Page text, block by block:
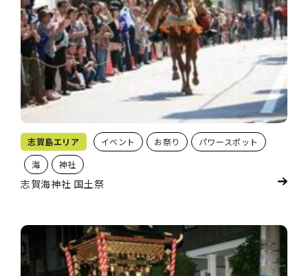
志賀島エリア イベント お祭り
パワースポット
海
神社
志賀海神社 国土祭